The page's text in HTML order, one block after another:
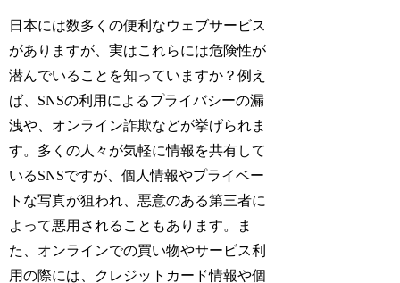
日本には数多くの便利なウェブサービス
がありますが、実はこれらには危険性が
潜んでいることを知っていますか？例え
ば、SNSの利用によるプライバシーの漏
洩や、オンライン詐欺などが挙げられま
す。多くの人々が気軽に情報を共有して
いるSNSですが、個人情報やプライベー
トな写真が狙われ、悪意のある第三者に
よって悪用されることもあります。ま
た、オンラインでの買い物やサービス利
用の際には、クレジットカード情報や個